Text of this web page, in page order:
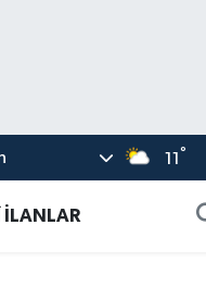
11 °
İLANLAR